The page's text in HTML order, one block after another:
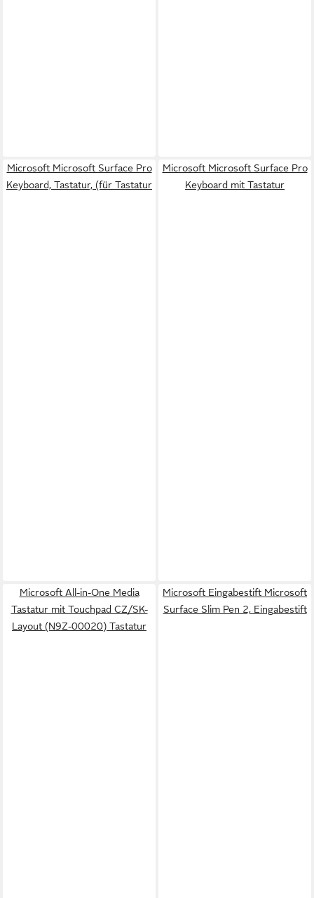
Microsoft Microsoft Surface Pro
Keyboard, Tastatur, (für Tastatur
Microsoft Microsoft Surface Pro
Keyboard mit Tastatur
Microsoft All-in-One Media
Tastatur mit Touchpad CZ/SK-
Layout (N9Z-00020) Tastatur
Microsoft Eingabestift Microsoft
Surface Slim Pen 2, Eingabestift